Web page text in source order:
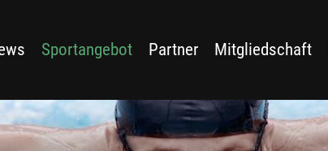
Sportangebot Partner Mitgliedschaft